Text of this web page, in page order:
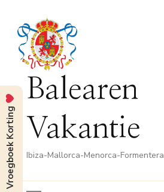
Balearen
Vakantie
Ibiza-Mallorca-Menorca-Formentera
Vroegboek Korting